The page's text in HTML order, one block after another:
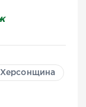
Херсонщина